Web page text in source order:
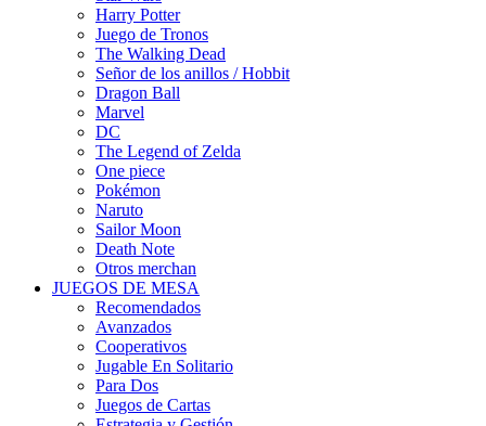
Harry Potter
Juego de Tronos
The Walking Dead
Señor de los anillos / Hobbit
Dragon Ball
Marvel
DC
The Legend of Zelda
One piece
Pokémon
Naruto
Sailor Moon
Death Note
Otros merchan
JUEGOS DE MESA
Recomendados
Avanzados
Cooperativos
Jugable En Solitario
Para Dos
Juegos de Cartas